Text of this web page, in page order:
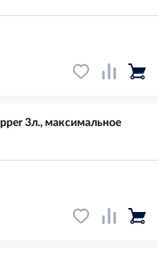
3л., максимальное